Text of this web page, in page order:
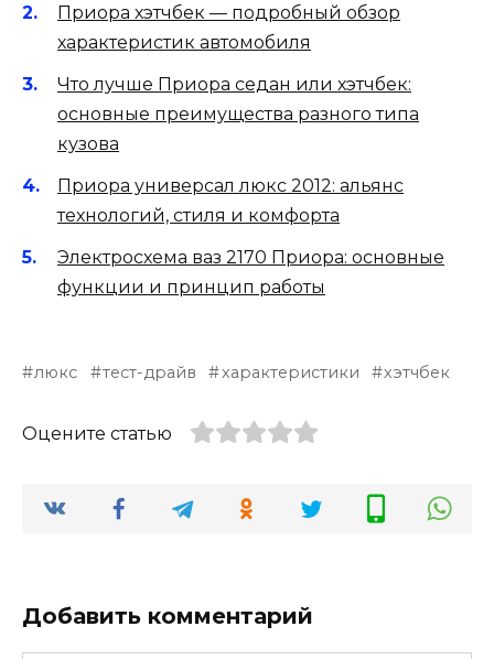
Приора хэтчбек — подробный обзор
характеристик автомобиля
Что лучше Приора седан или хэтчбек:
основные преимущества разного типа
кузова
Приора универсал люкс 2012: альянс
технологий, стиля и комфорта
Электросхема ваз 2170 Приора: основные
функции и принцип работы
люкс тест-драйв характеристики хэтчбек
Оцените статью
Добавить комментарий